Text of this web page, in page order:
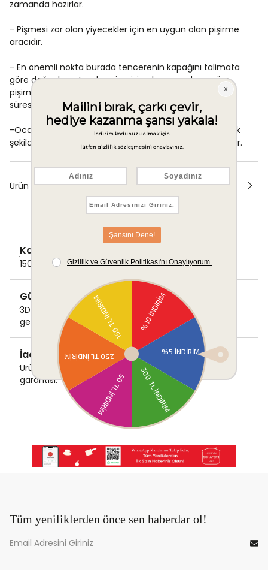
zamanda hazırlar.
- Pişmesi zor olan yiyecekler için en uygun olan pişirme
aracıdır.
- En önemli nokta burada tencerenin kapağını talimata
göre doğru kapatmak ve içerisine konan gıdaya göre
pişirme ventilini ayarlayıp kısık ateşte verilen zaman
süresinde pişirilmesidir.
-Ocağın alevinin tencerenin taban çapını geçmeyecek
şekilde olması da güvenlik açısından önemli bir detaydır.
Ürün Önerileri
Kargo Ücretsiz
1500 TL ve üzeri alışverişlerde Kargo bedava!
Güvenli Ödeme
3D Secure ile güvenli ödemenizi
gerçekleştirin.
İade & Değişim Garantisi
Ürünlerinizde sorunsuz iade ve değişim
garantisi.
Tüm yeniliklerden önce sen haberdar ol!